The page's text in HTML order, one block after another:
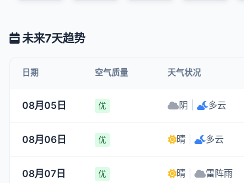
未来7天趋势
日期 空气质量 天气状况
08月05日 优 阴 多云
08月06日 优 晴 多云
08月07日 优 晴 雷阵雨